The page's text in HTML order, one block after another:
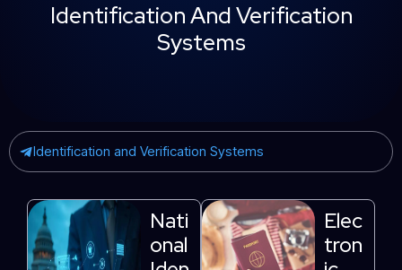
Identification And Verification
Systems
Identification and Verification Systems
Nati
Onal
Elec
Tron